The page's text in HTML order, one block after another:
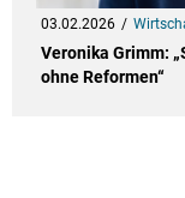
03.02.2026
Veronika Grimm:
ohne Reformen“